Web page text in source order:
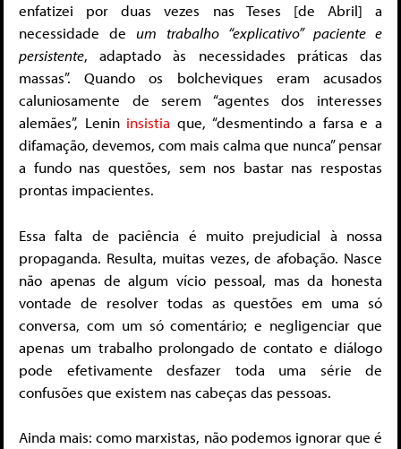
enfatizei por duas vezes nas Teses [de Abril] a
necessidade deum trabalho “explicativo” paciente e
persistente, adaptado às necessidades práticas das
massas”. Quando os bolcheviques eram acusados
caluniosamente de serem “agentes dos interesses
alemães”, Lenin insistia que, “desmentindo a farsa e a
difamação, devemos, com mais calma que nunca” pensar
a fundo nas questões, sem nos bastar nas respostas
prontas impacientes.
Essa falta de paciência é muito prejudicial à nossa
propaganda. Resulta, muitas vezes, de afobação. Nasce
não apenas de algum vício pessoal, mas da honesta
vontade de resolver todas as questões em uma só
conversa, com um só comentário; e negligenciar que
apenas um trabalho prolongado de contato e diálogo
pode efetivamente desfazer toda uma série de
confusões que existem nas cabeças das pessoas.
Ainda mais: como marxistas, não podemos ignorar que é